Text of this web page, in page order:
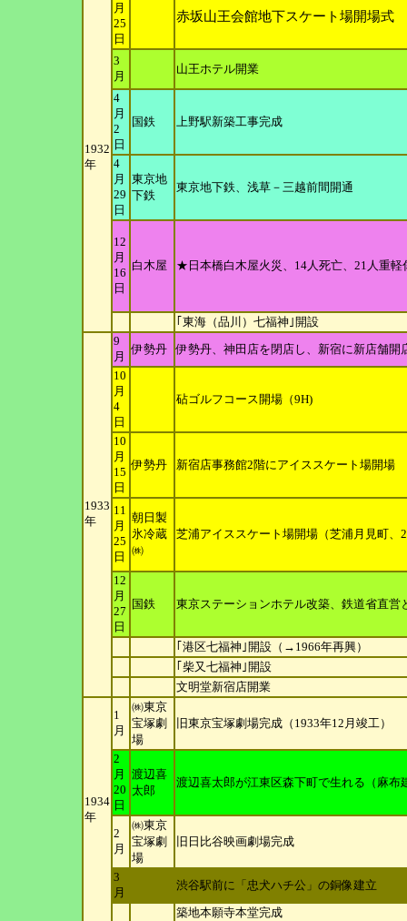
1932
年
月
25
日
赤坂山王会館地下スケート場開場式
3
月
山王ホテル開業
4
月
2
日
国鉄 上野駅新築工事完成
4
月
29
日
東京地
下鉄
東京地下鉄、浅草－三越前間開通
12
月
16
日
白木屋 ★日本橋白木屋火災、14人死亡、21人重軽
｢東海（品川）七福神｣開設
1933
年
9
月
伊勢丹
伊勢丹、神田店を閉店し、新宿に新店舗開
10
月
4
日
砧ゴルフコース開場（9H)
10
月
15
日
伊勢丹 新宿店事務館2階にアイススケート場開場
11
月
25
日
朝日製
氷冷蔵
㈱
芝浦アイススケート場開場（芝浦月見町、
12
月
27
日
国鉄 東京ステーションホテル改築、鉄道省直営
｢港区七福神｣開設（→1966年再興）
｢柴又七福神｣開設
文明堂新宿店開業
1934
年
1
月
㈱東京
宝塚劇
場
旧東京宝塚劇場完成（1933年12月竣工）
2
月
20
日
渡辺喜
太郎
渡辺喜太郎が江東区森下町で生れる（麻布
2
月
㈱東京
宝塚劇
場
旧日比谷映画劇場完成
3
月
渋谷駅前に「忠犬ハチ公」の銅像建立
築地本願寺本堂完成